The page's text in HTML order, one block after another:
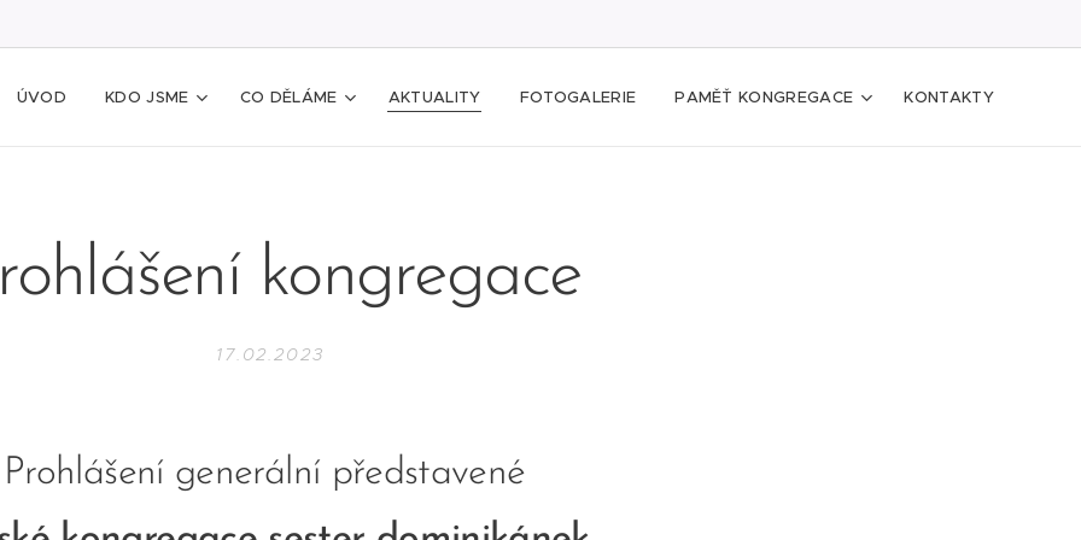
ÚVOD KDO JSME CO DĚLÁME AKTUALITY FOTOGALERIE PAMĚŤ KONGREGACE KONTAKTY
kongregace
17.02.2023
Prohlášení generální představené